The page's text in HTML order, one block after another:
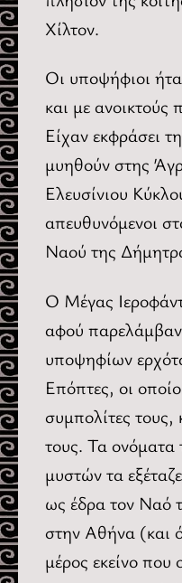
Χίλτον.
Οι υποψήφιοι
και με ανοικτούς
Είχαν εκφράσει
μυηθούν στης
Ελευσίνιου
απευθυνόμενοι
Ναού της
Ο Μέγας
αφού
υποψηφίων
Επόπτες, οι
συμπολίτες τους,
τους. Τα
μυστών τα
ως έδρα τον Ναό
στην Αθήνα (και
μέρος εκείνο που